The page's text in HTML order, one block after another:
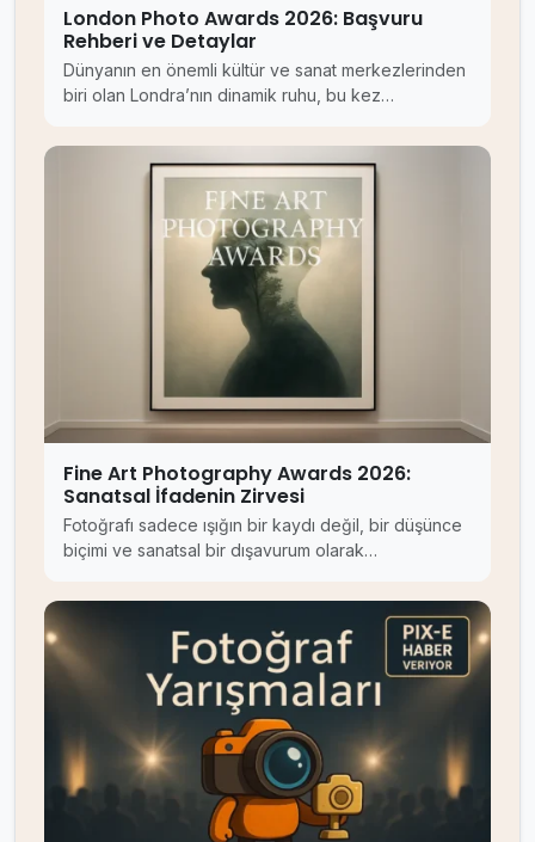
London Photo Awards 2026: Başvuru
Rehberi ve Detaylar
Dünyanın en önemli kültür ve sanat merkezlerinden
biri olan Londra’nın dinamik ruhu, bu kez…
Fine Art Photography Awards 2026:
Sanatsal İfadenin Zirvesi
Fotoğrafı sadece ışığın bir kaydı değil, bir düşünce
biçimi ve sanatsal bir dışavurum olarak…